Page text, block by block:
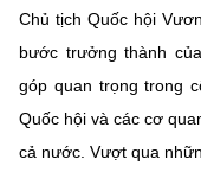
Liên hệ
Điện thoại: 024 3936
Email:stc@mst.gov.vn
©2026 Bản quyền
(Ghi rõ nguồn "https://
Chủ tịch Quốc hội
bước trưởng thành
góp quan trọng trong
Quốc hội và các cơ
cả nước. Vượt qua